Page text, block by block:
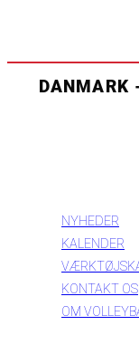
DANMARK
NYHEDER
KALENDER
KONTAKT OS
OM